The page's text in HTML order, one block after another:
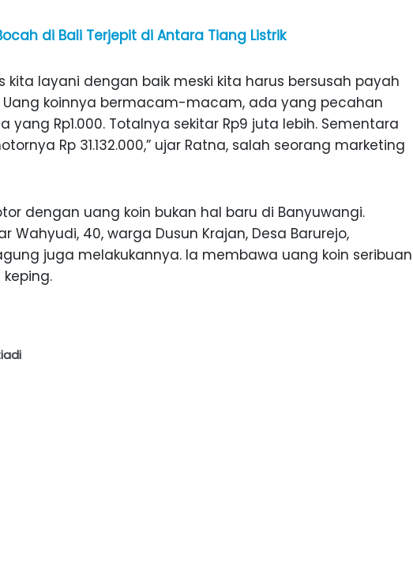
di Bali Terjepit di Antara Tiang Listrik
kita layani dengan baik meski kita harus bersusah payah
koinnya bermacam-macam, ada yang pecahan
yang Rp1.000. Totalnya sekitar Rp9 juta lebih. Sementara
Rp 31.132.000,” ujar Ratna, salah seorang marketing
dengan uang koin bukan hal baru di Banyuwangi.
Wahyudi, 40, warga Dusun Krajan, Desa Barurejo,
juga melakukannya. Ia membawa uang koin seribuan